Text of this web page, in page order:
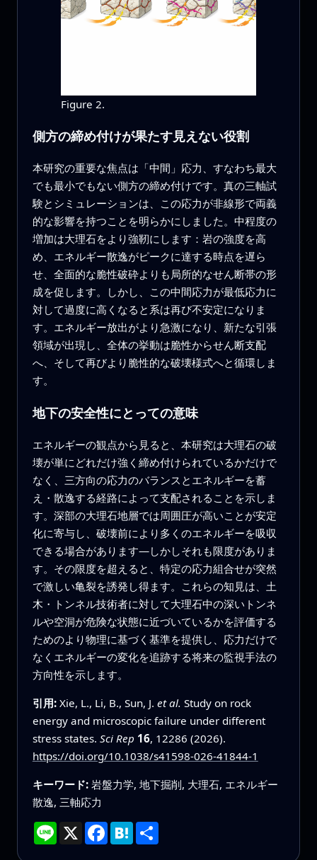
Figure 2.
側方の締め付けが果たす見えない役割
本研究の重要な焦点は「中間」応力、すなわち最大
でも最小でもない側方の締め付けです。真の三軸試
験とシミュレーションは、この応力が非線形で両義
的な影響を持つことを明らかにしました。中程度の
増加は大理石をより強靭にします：岩の強度を高
め、エネルギー散逸がピークに達する時点を遅ら
せ、全面的な脆性破砕よりも局所的なせん断帯の形
成を促します。しかし、この中間応力が最低応力に
対して過度に高くなると系は再び不安定になりま
す。エネルギー放出がより急激になり、新たな引張
領域が出現し、全体の挙動は脆性からせん断支配
へ、そして再びより脆性的な破壊様式へと循環しま
す。
地下の安全性にとっての意味
エネルギーの観点から見ると、本研究は大理石の破
壊が単にどれだけ強く締め付けられているかだけで
なく、三方向の応力のバランスとエネルギーを蓄
え・散逸する経路によって支配されることを示しま
す。深部の大理石地層では周囲圧が高いことが安定
化に寄与し、破壊前により多くのエネルギーを吸収
できる場合があります—しかしそれも限度がありま
す。その限度を超えると、特定の応力組合せが突然
で激しい亀裂を誘発し得ます。これらの知見は、土
木・トンネル技術者に対して大理石中の深いトンネ
ルや空洞が危険な状態に近づいているかを評価する
ためのより物理に基づく基準を提供し、応力だけで
なくエネルギーの変化を追跡する将来の監視手法の
方向性を示します。
引用: Xie, L., Li, B., Sun, J. et al. Study on rock
energy and microscopic failure under different
stress states. Sci Rep 16, 12286 (2026).
https://doi.org/10.1038/s41598-026-41844-1
キーワード: 岩盤力学, 地下掘削, 大理石, エネルギー
散逸, 三軸応力
Line X Facebook
Hatena
共
有